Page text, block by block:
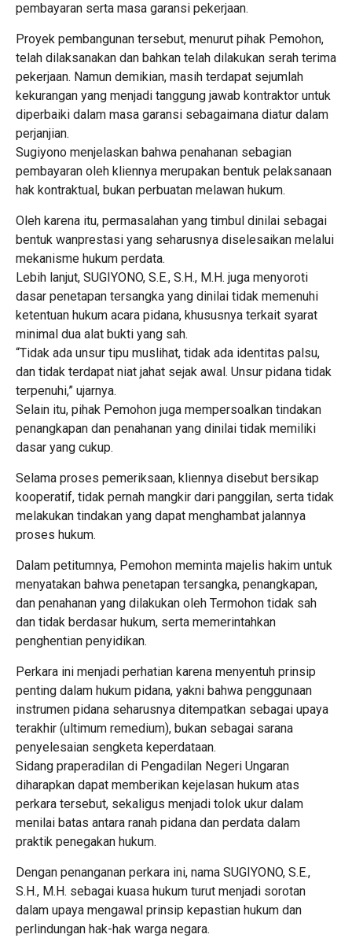
pembayaran serta masa garansi pekerjaan.
Proyek pembangunan tersebut, menurut pihak Pemohon,
telah dilaksanakan dan bahkan telah dilakukan serah terima
pekerjaan. Namun demikian, masih terdapat sejumlah
kekurangan yang menjadi tanggung jawab kontraktor untuk
diperbaiki dalam masa garansi sebagaimana diatur dalam
perjanjian.
Sugiyono menjelaskan bahwa penahanan sebagian
pembayaran oleh kliennya merupakan bentuk pelaksanaan
hak kontraktual, bukan perbuatan melawan hukum.
Oleh karena itu, permasalahan yang timbul dinilai sebagai
bentuk wanprestasi yang seharusnya diselesaikan melalui
mekanisme hukum perdata.
Lebih lanjut, SUGIYONO, S.E., S.H., M.H. juga menyoroti
dasar penetapan tersangka yang dinilai tidak memenuhi
ketentuan hukum acara pidana, khususnya terkait syarat
minimal dua alat bukti yang sah.
“Tidak ada unsur tipu muslihat, tidak ada identitas palsu,
dan tidak terdapat niat jahat sejak awal. Unsur pidana tidak
terpenuhi,” ujarnya.
Selain itu, pihak Pemohon juga mempersoalkan tindakan
penangkapan dan penahanan yang dinilai tidak memiliki
dasar yang cukup.
Selama proses pemeriksaan, kliennya disebut bersikap
kooperatif, tidak pernah mangkir dari panggilan, serta tidak
melakukan tindakan yang dapat menghambat jalannya
proses hukum.
Dalam petitumnya, Pemohon meminta majelis hakim untuk
menyatakan bahwa penetapan tersangka, penangkapan,
dan penahanan yang dilakukan oleh Termohon tidak sah
dan tidak berdasar hukum, serta memerintahkan
penghentian penyidikan.
Perkara ini menjadi perhatian karena menyentuh prinsip
penting dalam hukum pidana, yakni bahwa penggunaan
instrumen pidana seharusnya ditempatkan sebagai upaya
terakhir (ultimum remedium), bukan sebagai sarana
penyelesaian sengketa keperdataan.
Sidang praperadilan di Pengadilan Negeri Ungaran
diharapkan dapat memberikan kejelasan hukum atas
perkara tersebut, sekaligus menjadi tolok ukur dalam
menilai batas antara ranah pidana dan perdata dalam
praktik penegakan hukum.
Dengan penanganan perkara ini, nama SUGIYONO, S.E.,
S.H., M.H. sebagai kuasa hukum turut menjadi sorotan
dalam upaya mengawal prinsip kepastian hukum dan
perlindungan hak-hak warga negara.